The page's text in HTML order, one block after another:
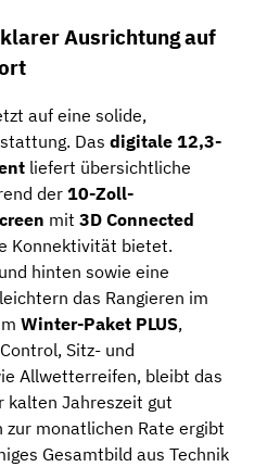
Ausrichtung auf
auf eine solide,
Das digitale 12,3-
liefert übersichtliche
der 10-Zoll-
mit 3D Connected
Konnektivität bietet.
hinten sowie eine
das Rangieren im
Winter-Paket PLUS,
Sitz- und
Allwetterreifen, bleibt das
kalten Jahreszeit gut
monatlichen Rate ergibt
Gesamtbild aus Technik